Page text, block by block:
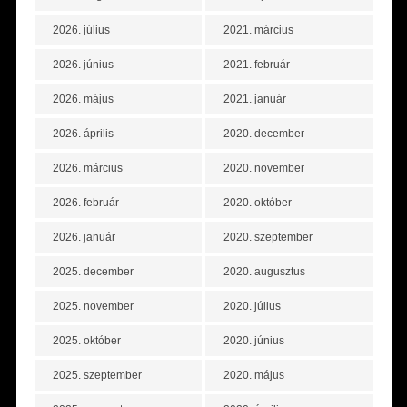
2026. július
2026. június
2026. május
2026. április
2026. március
2026. február
2026. január
2025. december
2025. november
2025. október
2025. szeptember
2021. március
2021. február
2021. január
2020. december
2020. november
2020. október
2020. szeptember
2020. augusztus
2020. július
2020. június
2020. május